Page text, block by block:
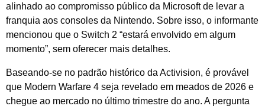
alinhado ao compromisso público da Microsoft de levar a
franquia aos consoles da Nintendo. Sobre isso, o informante
mencionou que o Switch 2 “estará envolvido em algum
momento”, sem oferecer mais detalhes.
Baseando-se no padrão histórico da Activision, é provável
que Modern Warfare 4 seja revelado em meados de 2026 e
chegue ao mercado no último trimestre do ano. A pergunta